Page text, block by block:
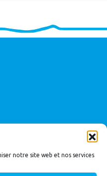
notre site web et nos services